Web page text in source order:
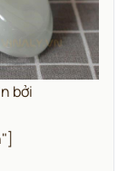
bởi